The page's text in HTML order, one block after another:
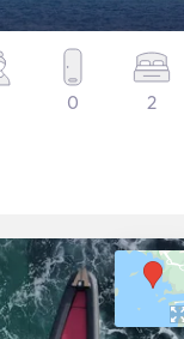
0 2